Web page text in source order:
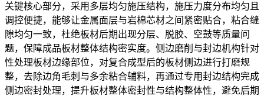
关键核心部分，采用多层均匀施压结构，施压力度分布均匀且
调控便捷，能够让金属面层与岩棉芯材之间紧密贴合，粘合缝
隙均匀一致，杜绝板材后期出现分层、脱胶、空鼓等质量问
题，保障成品板材整体结构密实度。侧边磨削与封边机构针对
性处理板材边缘部位，对复合成型后的板材侧边进行打磨规
整，去除边角毛刺与多余粘合辅料，再通过专用封边结构完成
侧边密封处理，提升板材整体密封性与结构整体性，避免后期